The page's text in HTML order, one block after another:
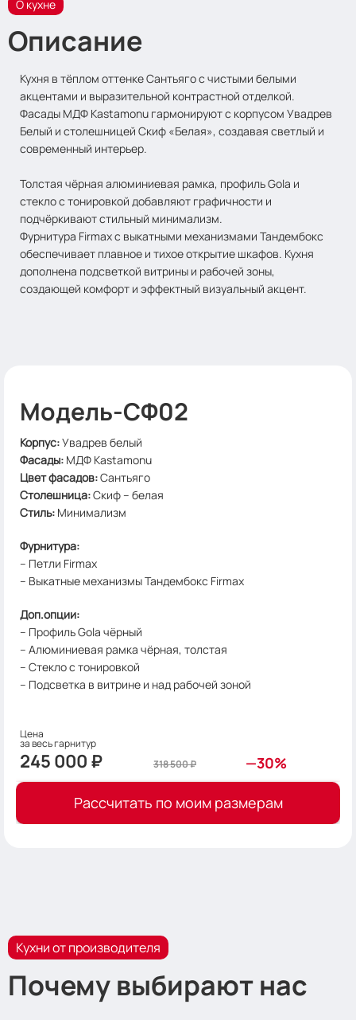
О кухне
Описание
Кухня в тёплом оттенке Сантьяго с чистыми белыми
акцентами и выразительной контрастной отделкой.
Фасады МДФ Kastamonu гармонируют с корпусом Увадрев
Белый и столешницей Скиф «Белая», создавая светлый и
современный интерьер.
Толстая чёрная алюминиевая рамка, профиль Gola и
стекло с тонировкой добавляют графичности и
подчёркивают стильный минимализм.
Фурнитура Firmax с выкатными механизмами Тандембокс
обеспечивает плавное и тихое открытие шкафов. Кухня
дополнена подсветкой витрины и рабочей зоны,
создающей комфорт и эффектный визуальный акцент.
Модель-СФ02
Корпус:Увадрев белый
Фасады: МДФ Kastamonu
Цвет фасадов:Сантьяго
Столешница:Скиф – белая
Стиль: Минимализм
Фурнитура:
– Петли Firmax
– Выкатные механизмы Тандембокс Firmax
Доп.опции:
– Профиль Gola чёрный
– Алюминиевая рамка чёрная, толстая
– Стекло с тонировкой
– Подсветка в витрине и над рабочей зоной
Цена
за весь га​​​​рнитур
245 000 ₽ 318 500₽ —30%
Рассчитать по моим размерам
Кухни от производителя
Почему выбирают нас